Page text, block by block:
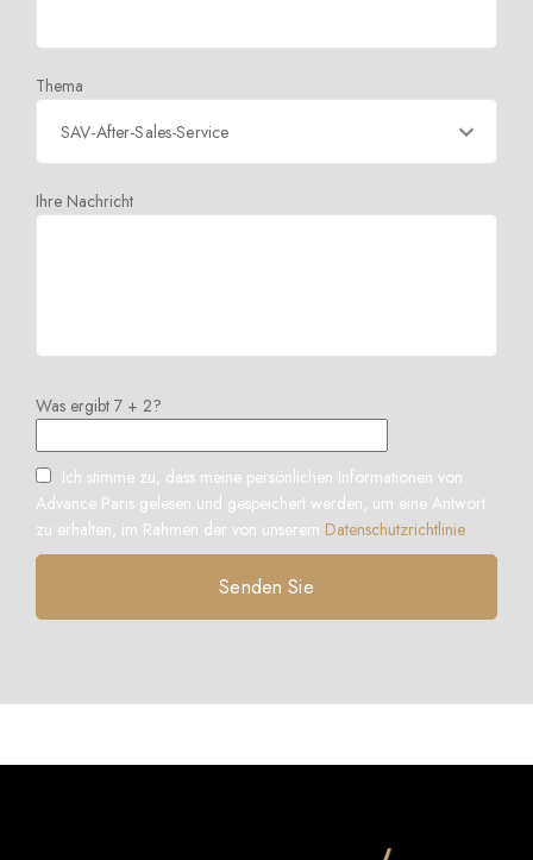
Thema
Ihre Nachricht
Was ergibt 7 + 2?
Ich stimme zu, dass meine persönlichen Informationen von
Advance Paris gelesen und gespeichert werden, um eine Antwort
zu erhalten, im Rahmen der von unserem Datenschutzrichtlinie